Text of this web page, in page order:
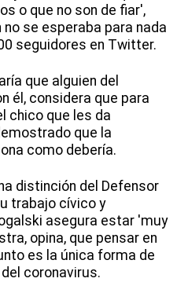
o que no son de fiar',
se esperaba para nada
seguidores en Twitter.
que alguien del
él, considera que para
chico que les da
que la
como debería.
distinción del Defensor
trabajo cívico y
asegura estar 'muy
opina, que pensar en
es la única forma de
coronavirus.